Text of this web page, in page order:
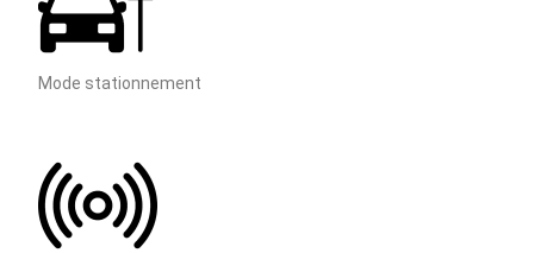
Mode stationnement